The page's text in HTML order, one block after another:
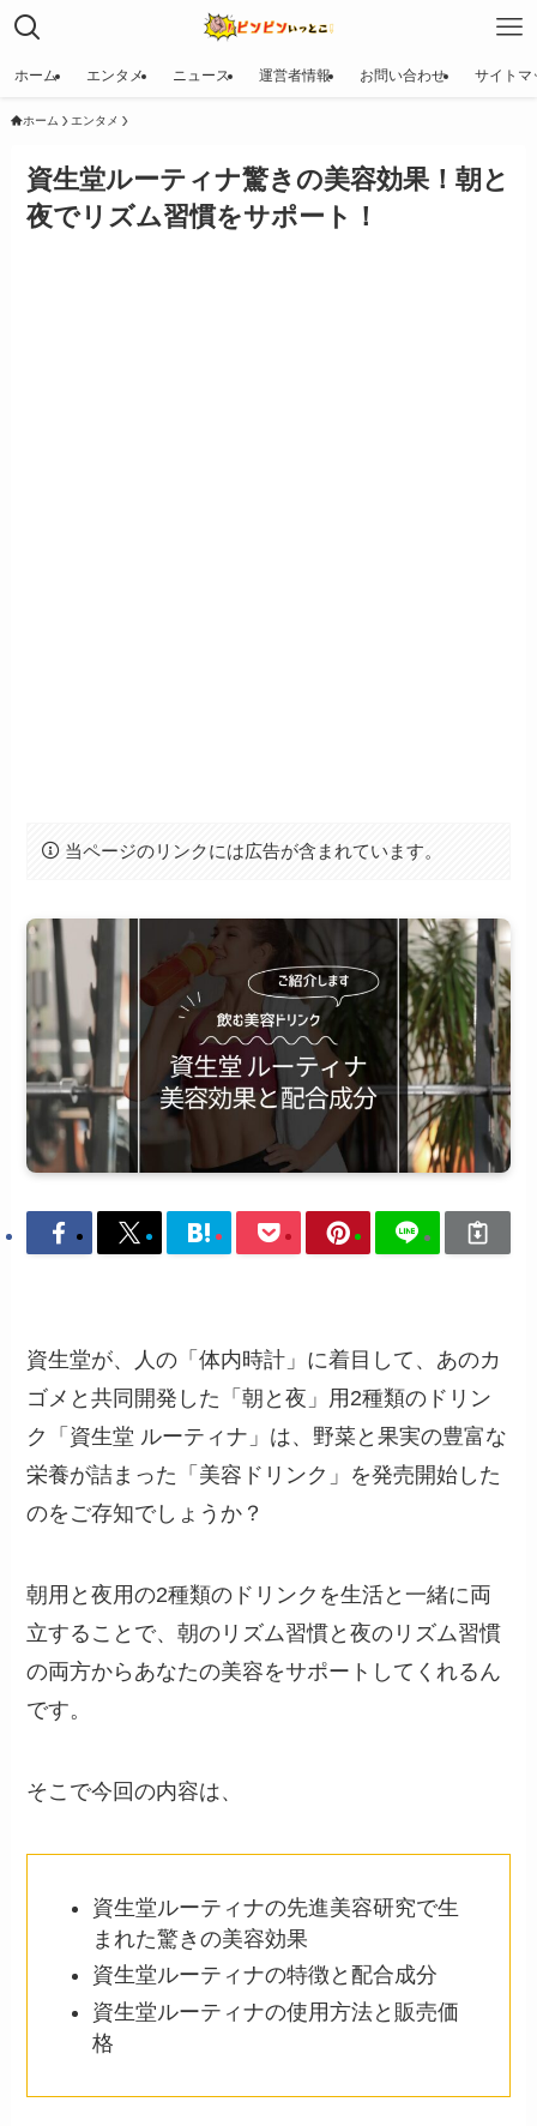
ホーム エンタメ ニュース 運営者情報 お問い合わせ サイトマ
ホーム エンタメ
資生堂ルーティナ驚きの美容効果！朝と
夜でリズム習慣をサポート！
当ページのリンクには広告が含まれています。
資生堂が、人の「体内時計」に着目して、あのカ
ゴメと共同開発した「朝と夜」用2種類のドリン
ク「資生堂 ルーティナ」は、野菜と果実の豊富な
栄養が詰まった「美容ドリンク」を発売開始した
のをご存知でしょうか？
朝用と夜用の2種類のドリンクを生活と一緒に両
立することで、朝のリズム習慣と夜のリズム習慣
の両方からあなたの美容をサポートしてくれるん
です。
そこで今回の内容は、
資生堂ルーティナの先進美容研究で生
まれた驚きの美容効果
資生堂ルーティナの特徴と配合成分
資生堂ルーティナの使用方法と販売価
格